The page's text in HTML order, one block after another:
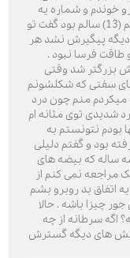
خوندم و شماره یه
متخصص هم پیدا کردم و باهاش تماس گرفتم (13) سالم بود گفت تو
پیگیرش نشد هر
طاقت فرسا نبود .
بزرگتر شد وقتی
سفتی که شکلشونم
میکردم منم چون درد
شدیدی توی مثانه ام
بودم نتونستم به
بود و گفتم دلیلی
ساله که بیضه های
نمی کنم از
اتفاق بد روبرو بشم
چیزا باشه . حالا
اگه سرطانه از چه
بخش های دیگه گسترش